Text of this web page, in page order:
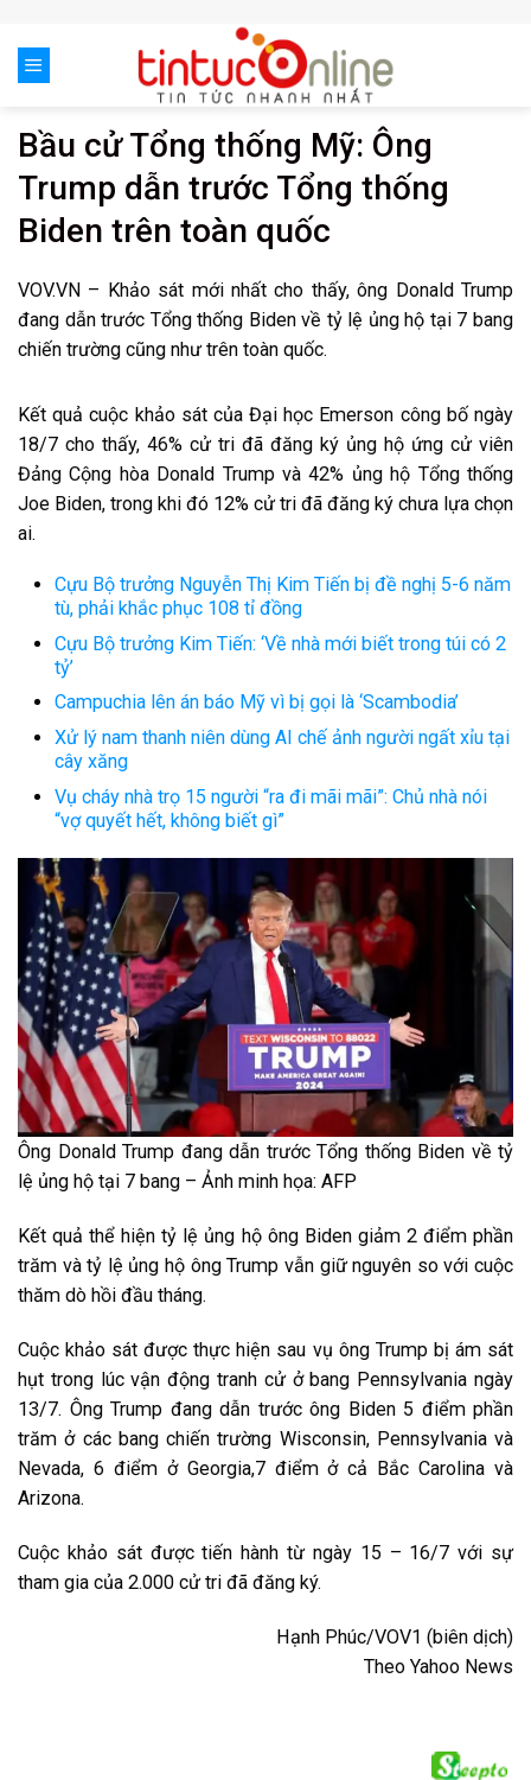
content
Bầu cử Tổng thống Mỹ: Ông
Trump dẫn trước Tổng thống
Biden trên toàn quốc
VOV.VN – Khảo sát mới nhất cho thấy, ông Donald Trump
đang dẫn trước Tổng thống Biden về tỷ lệ ủng hộ tại 7 bang
chiến trường cũng như trên toàn quốc.
Kết quả cuộc khảo sát của Đại học Emerson công bố ngày
18/7 cho thấy, 46% cử tri đã đăng ký ủng hộ ứng cử viên
Đảng Cộng hòa Donald Trump và 42% ủng hộ Tổng thống
Joe Biden, trong khi đó 12% cử tri đã đăng ký chưa lựa chọn
ai.
Cựu Bộ trưởng Nguyễn Thị Kim Tiến bị đề nghị 5-6 năm
tù, phải khắc phục 108 tỉ đồng
Cựu Bộ trưởng Kim Tiến: ‘Về nhà mới biết trong túi có 2
tỷ’
Campuchia lên án báo Mỹ vì bị gọi là ‘Scambodia’
Xử lý nam thanh niên dùng AI chế ảnh người ngất xỉu tại
cây xăng
Vụ cháy nhà trọ 15 người “ra đi mãi mãi”: Chủ nhà nói
“vợ quyết hết, không biết gì”
Ông Donald Trump đang dẫn trước Tổng thống Biden về tỷ
lệ ủng hộ tại 7 bang – Ảnh minh họa: AFP
Kết quả thể hiện tỷ lệ ủng hộ ông Biden giảm 2 điểm phần
trăm và tỷ lệ ủng hộ ông Trump vẫn giữ nguyên so với cuộc
thăm dò hồi đầu tháng.
Cuộc khảo sát được thực hiện sau vụ ông Trump bị ám sát
hụt trong lúc vận động tranh cử ở bang Pennsylvania ngày
13/7. Ông Trump đang dẫn trước ông Biden 5 điểm phần
trăm ở các bang chiến trường Wisconsin, Pennsylvania và
Nevada, 6 điểm ở Georgia,7 điểm ở cả Bắc Carolina và
Arizona.
Cuộc khảo sát được tiến hành từ ngày 15 – 16/7 với sự
tham gia của 2.000 cử tri đã đăng ký.
Hạnh Phúc/VOV1 (biên dịch)
Theo Yahoo News